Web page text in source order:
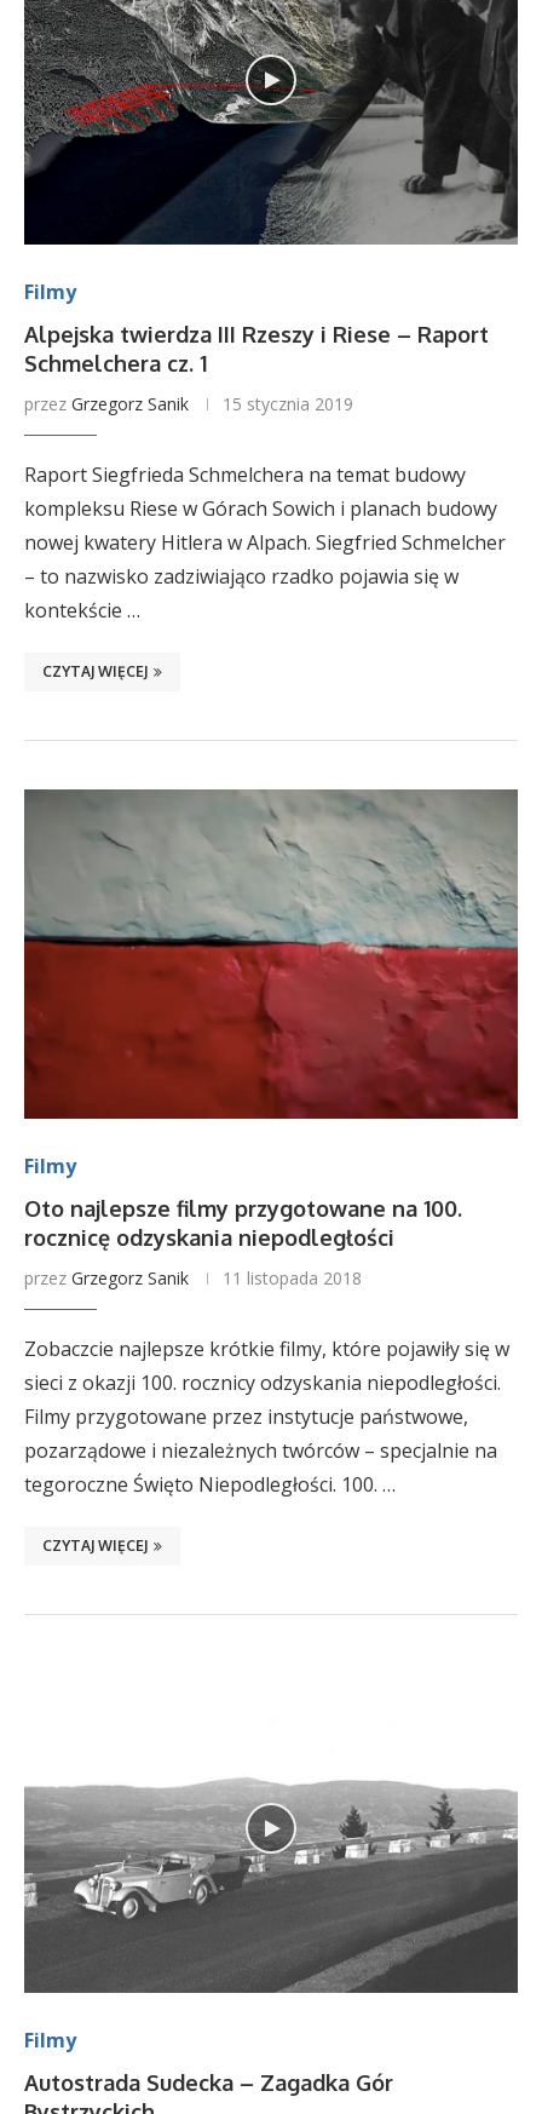
Filmy
Alpejska twierdza III Rzeszy i Riese – Raport
Schmelchera cz. 1
przez Grzegorz Sanik 15 stycznia 2019
Raport Siegfrieda Schmelchera na temat budowy
kompleksu Riese w Górach Sowich i planach budowy
nowej kwatery Hitlera w Alpach. Siegfried Schmelcher
– to nazwisko zadziwiająco rzadko pojawia się w
kontekście …
CZYTAJ WIĘCEJ
Filmy
Oto najlepsze filmy przygotowane na 100.
rocznicę odzyskania niepodległości
przez Grzegorz Sanik 11 listopada 2018
Zobaczcie najlepsze krótkie filmy, które pojawiły się w
sieci z okazji 100. rocznicy odzyskania niepodległości.
Filmy przygotowane przez instytucje państwowe,
pozarządowe i niezależnych twórców – specjalnie na
tegoroczne Święto Niepodległości. 100. …
CZYTAJ WIĘCEJ
Filmy
Autostrada Sudecka – Zagadka Gór